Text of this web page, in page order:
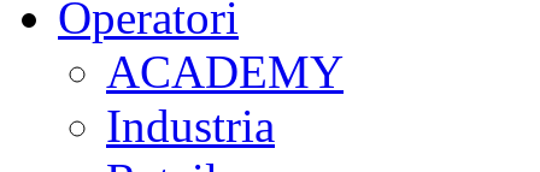
Operatori
ACADEMY
Industria